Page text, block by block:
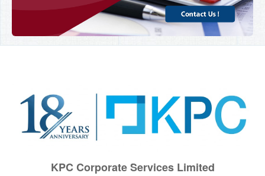
KPC Corporate Services Limited